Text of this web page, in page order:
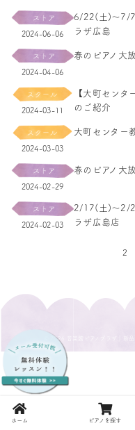
2024-06-06
6/22(土)～7/
ラザ広島
2024-04-06
春のピアノ大
2024-03-11
【大町センタ
のご紹介
2024-03-03
大町センター
2024-02-29
春のピアノ大
2024-02-03
2/17(土)～2/
ラザ広島店
2
© 2026
ホーム ピアノを探す